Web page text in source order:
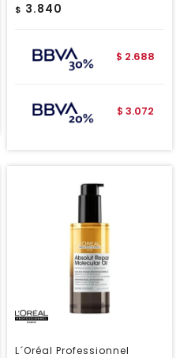
$ 3.840
$ 2.688
$ 3.072
L´Oréal Professionnel